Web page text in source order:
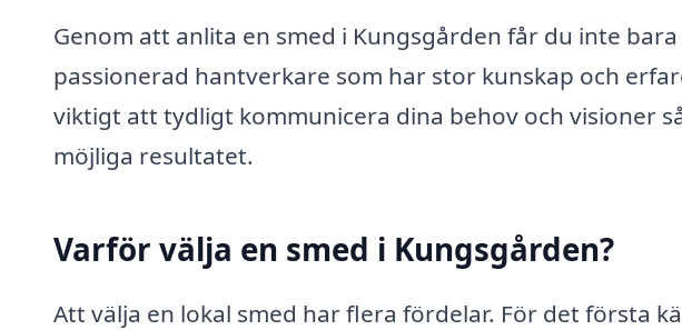
Genom att anlita en smed i Kungsgården får du inte
passionerad hantverkare som har stor kunskap och
viktigt att tydligt kommunicera dina behov och visioner
möjliga resultatet.
Varför välja en smed i Kungsgården?
Att välja en lokal smed har flera fördelar. För det första